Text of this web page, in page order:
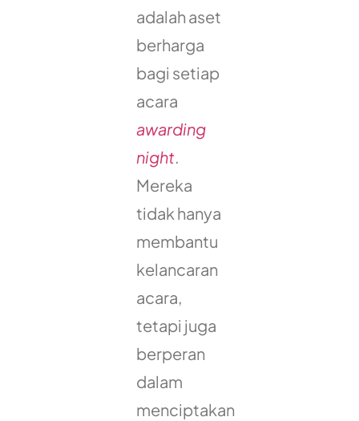
adalah aset
berharga
bagi setiap
acara
awarding
night.
Mereka
tidak hanya
membantu
kelancaran
acara,
tetapi juga
berperan
dalam
menciptakan